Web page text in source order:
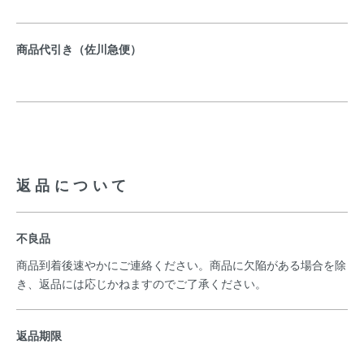
商品代引き（佐川急便）
返品について
不良品
商品到着後速やかにご連絡ください。商品に欠陥がある場合を除
き、返品には応じかねますのでご了承ください。
返品期限